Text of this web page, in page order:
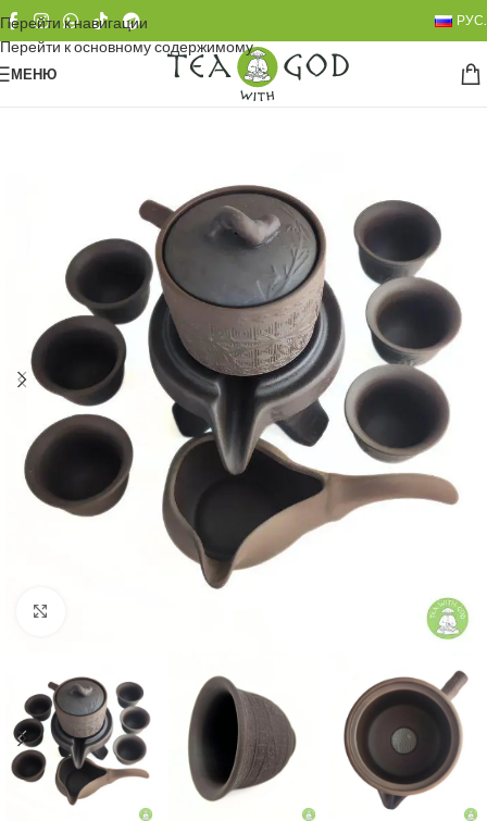
Перейти к навигации
Перейти к основному содержимому
РУС.
МЕНЮ